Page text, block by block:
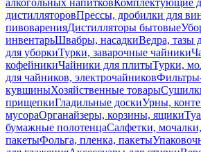
алкогольных напитковКомплектующие
дистилляторовПрессы, дробилки для
пивоваренияДистилляторы бытовые
инвентарьШвабры, насадкиВедра, тазы
для уборкиТурки, заварочные чайники
кофейникиЧайники для плитыТурки,
для чайников, электрочайников
кувшиныХозяйственные товары
прищепкиГладильные доскиУрны,
мусораОрганайзеры, корзины, ящики
бумажные полотенцаСалфетки,
пакетыФольга, пленка, пакеты